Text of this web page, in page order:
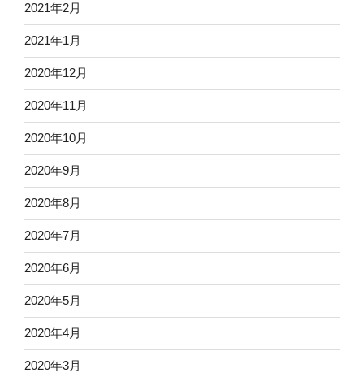
2021年2月
2021年1月
2020年12月
2020年11月
2020年10月
2020年9月
2020年8月
2020年7月
2020年6月
2020年5月
2020年4月
2020年3月